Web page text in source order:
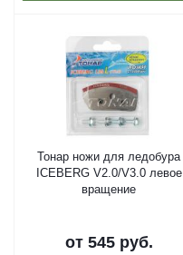
Тонар ножи для ледобура
ICEBERG V2.0/V3.0 левое
вращение
от 545 руб.